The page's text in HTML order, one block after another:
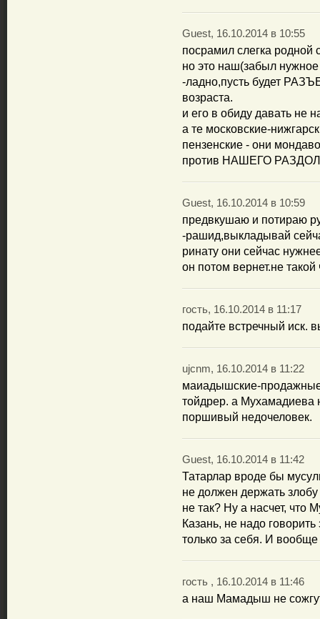
Guest, 16.10.2014 в 10:55
посрамил слегка
но это наш(забыл
-ладно,пусть будет
возраста.
и его в обиду давать не
а те московские-
пензенские - они
против НАШЕГО
Guest, 16.10.2014 в 10:59
предвкушаю и потираю
-рашид,выкладывай
ринату они сейчас
он потом вернет.не
гость, 16.10.2014 в 11:17
подайте встречный иск.
ujcnm, 16.10.2014 в 11:22
маиадышские-продажные
тойдрер. а Мухамадиева
поршивый недочеловек.
Guest, 16.10.2014 в 11:42
Татарлар вроде бы
не должен держать
не так? Ну а насчет, что
Казань, не надо
только за себя. И вообще
гость , 16.10.2014 в 11:46
а наш Мамадыш не